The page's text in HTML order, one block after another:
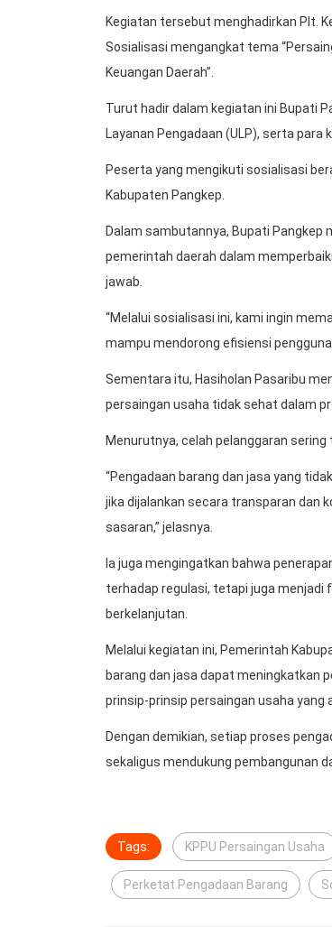
Kegiatan tersebut menghadirkan Plt.
Sosialisasi mengangkat tema
Keuangan Daerah”.
Turut hadir dalam kegiatan ini Bupati
Layanan Pengadaan (ULP), serta para
Peserta yang mengikuti sosialisasi
Kabupaten Pangkep.
Dalam sambutannya, Bupati Pangkep
pemerintah daerah dalam
jawab.
“Melalui sosialisasi ini, kami ingin
mampu mendorong efisiensi
Sementara itu, Hasiholan Pasaribu
persaingan usaha tidak sehat dalam
Menurutnya, celah pelanggaran
“Pengadaan barang dan jasa yang
jika dijalankan secara transparan dan
sasaran,” jelasnya.
Ia juga mengingatkan bahwa
terhadap regulasi, tetapi juga menjadi
berkelanjutan.
Melalui kegiatan ini, Pemerintah
barang dan jasa dapat meningkatkan
prinsip-prinsip persaingan usaha yang
Dengan demikian, setiap proses
sekaligus mendukung pembangunan
Tags: KPPU Persaingan Usaha
Perketat Pengadaan Barang